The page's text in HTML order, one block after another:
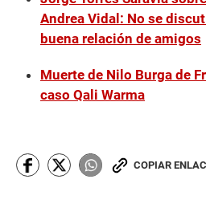
Andrea Vidal: No se
buena relación de amigos
Muerte de Nilo Burga de
caso Qali Warma
COPIAR